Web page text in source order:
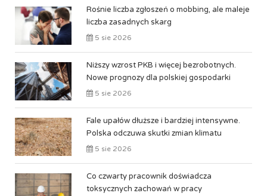
Rośnie liczba zgłoszeń o mobbing, ale maleje
liczba zasadnych skarg
5 sie 2026
Niższy wzrost PKB i więcej bezrobotnych.
Nowe prognozy dla polskiej gospodarki
5 sie 2026
Fale upałów dłuższe i bardziej intensywne.
Polska odczuwa skutki zmian klimatu
5 sie 2026
Co czwarty pracownik doświadcza
toksycznych zachowań w pracy